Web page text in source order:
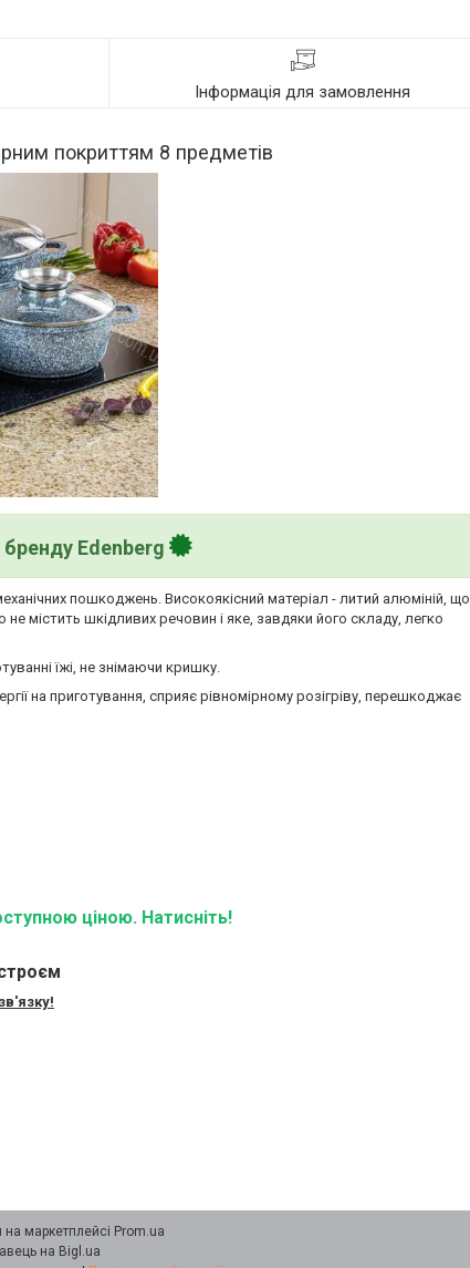
Інформація для замовлення
покриттям 8 предметів
Edenberg
пошкоджень. Високоякісний матеріал - литий алюміній, що
містить шкідливих речовин і яке, завдяки його складу, легко
їжі, не знімаючи кришку.
на приготування, сприяє рівномірному розігріву, перешкоджає
ціною. Натисніть!
на маркетплейсі Prom.ua
на Bigl.ua